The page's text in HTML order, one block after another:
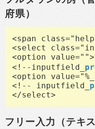
府県）
<span
<select
<option value="">
<!--inputfield_
<option
<!-- inputfield_
</select>
フリー入力（テキ